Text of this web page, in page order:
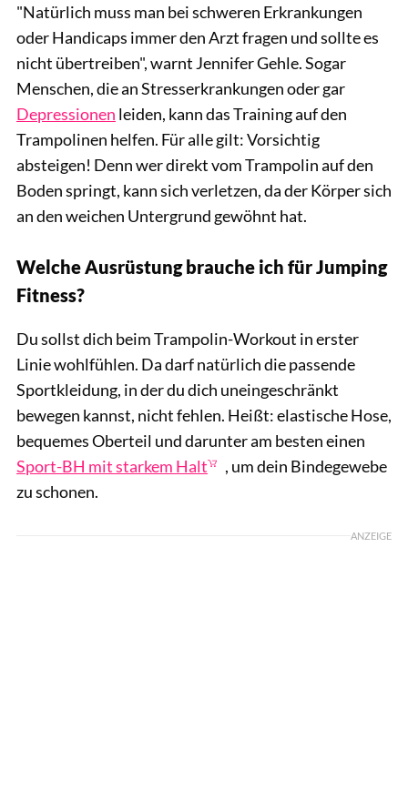
"Natürlich muss man bei schweren Erkrankungen
oder Handicaps immer den Arzt fragen und sollte es
nicht übertreiben", warnt Jennifer Gehle. Sogar
Menschen, die an Stresserkrankungen oder gar
Depressionen leiden, kann das Training auf den
Trampolinen helfen. Für alle gilt: Vorsichtig
absteigen! Denn wer direkt vom Trampolin auf den
Boden springt, kann sich verletzen, da der Körper sich
an den weichen Untergrund gewöhnt hat.
Welche Ausrüstung brauche ich für Jumping
Fitness?
Du sollst dich beim Trampolin-Workout in erster
Linie wohlfühlen. Da darf natürlich die passende
Sportkleidung, in der du dich uneingeschränkt
bewegen kannst, nicht fehlen. Heißt: elastische Hose,
bequemes Oberteil und darunter am besten einen
Sport-BH mit starkem Halt
, um dein Bindegewebe
zu schonen.
ANZEIGE